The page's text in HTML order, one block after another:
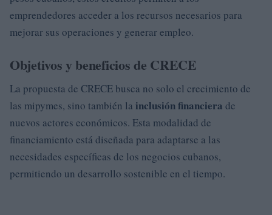
emprendedores acceder a los recursos necesarios para
mejorar sus operaciones y generar empleo.
Objetivos y beneficios de CRECE
La propuesta de CRECE busca no solo el crecimiento de
las mipymes, sino también la inclusión financiera de
nuevos actores económicos. Esta modalidad de
financiamiento está diseñada para adaptarse a las
necesidades específicas de los negocios cubanos,
permitiendo un desarrollo sostenible en el tiempo.